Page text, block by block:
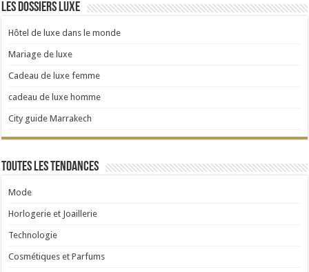
Les dossiers luxe
Hôtel de luxe dans le monde
Mariage de luxe
Cadeau de luxe femme
cadeau de luxe homme
City guide Marrakech
Toutes les tendances
Mode
Horlogerie et Joaillerie
Technologie
Cosmétiques et Parfums